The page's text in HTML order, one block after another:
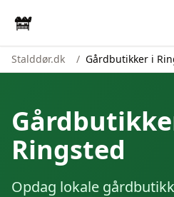
Stalddør.dk / Gårdbutikker i
Ringsted
Opdag lokale